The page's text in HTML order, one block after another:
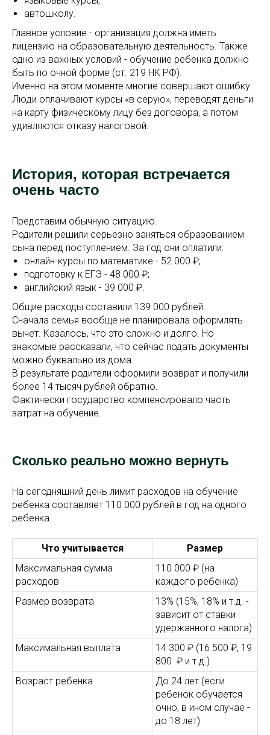
автошколу.
Главное условие - организация должна иметь
лицензию на образовательную деятельность. Также
одно из важных условий - обучение ребенка должно
быть по очной форме (ст. 219 НК РФ).
Именно на этом моменте многие совершают ошибку.
Люди оплачивают курсы «в серую», переводят деньги
на карту физическому лицу без договора, а потом
удивляются отказу налоговой.
История, которая встречается
очень часто
Представим обычную ситуацию.
Родители решили серьезно заняться образованием
сына перед поступлением. За год они оплатили:
онлайн-курсы по математике - 52 000 ₽;
подготовку к ЕГЭ - 48 000 ₽;
английский язык - 39 000 ₽.
Общие расходы составили 139 000 рублей.
Сначала семья вообще не планировала оформлять
вычет. Казалось, что это сложно и долго. Но
знакомые рассказали, что сейчас подать документы
можно буквально из дома.
В результате родители оформили возврат и получили
более 14 тысяч рублей обратно.
Фактически государство компенсировало часть
затрат на обучение.
Сколько реально можно вернуть
На сегодняшний день лимит расходов на обучение
ребенка составляет 110 000 рублей в год на одного
ребенка.
Что учитывается
Размер
Максимальная сумма
расходов
110 000 ₽ (на
каждого ребенка)
Размер возврата
13% (15%, 18% и т.д. -
зависит от ставки
удержанного налога)
Максимальная выплата
14 300 ₽ (16 500 ₽, 19
800 ₽ и т.д.)
Возраст ребенка
До 24 лет (если
ребенок обучается
очно, в ином случае -
до 18 лет)